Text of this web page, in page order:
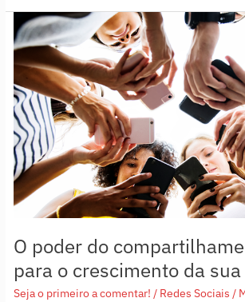
O poder do
para o crescimento da
Seja o primeiro a comentar! / Redes Sociais /
poder
do
compartilhamento
social
para
o
crescimento
da
sua
empresa